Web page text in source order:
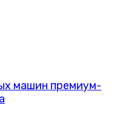
машин премиум-